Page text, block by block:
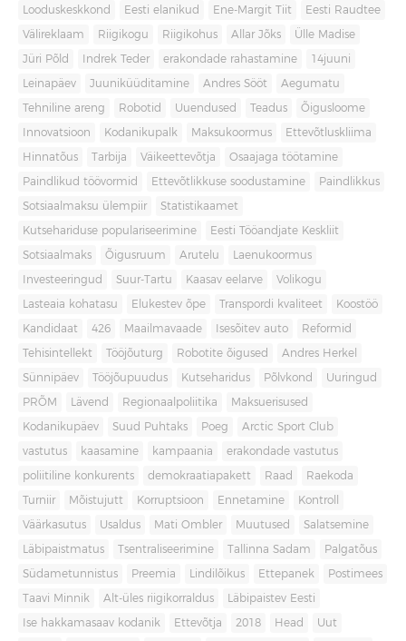
Looduskeskkond Eesti elanikud Ene-Margit Tiit Eesti Raudtee
Välireklaam Riigikogu Riigikohus Allar Jõks Ülle Madise
Jüri Põld Indrek Teder erakondade rahastamine 14juuni
Leinapäev Juuniküüditamine Andres Sööt Aegumatu
Tehniline areng Robotid Uuendused Teadus Õigusloome
Innovatsioon Kodanikupalk Maksukoormus Ettevõtluskliima
Hinnatõus Tarbija Väikeettevõtja Osaajaga töötamine
Paindlikud töövormid Ettevõtlikkuse soodustamine Paindlikkus
Sotsiaalmaksu ülempiir Statistikaamet
Kutsehariduse populariseerimine Eesti Tööandjate Keskliit
Sotsiaalmaks Õigusruum Arutelu Laenukoormus
Investeeringud Suur-Tartu Kaasav eelarve Volikogu
Lasteaia kohatasu Elukestev õpe Transpordi kvaliteet Koostöö
Kandidaat 426 Maailmavaade Isesõitev auto Reformid
Tehisintellekt Tööjõuturg Robotite õigused Andres Herkel
Sünnipäev Tööjõupuudus Kutseharidus Põlvkond Uuringud
PRÕM Lävend Regionaalpoliitika Maksuerisused
Kodanikupäev Suud Puhtaks Poeg Arctic Sport Club
vastutus kaasamine kampaania erakondade vastutus
poliitiline konkurents demokraatiapakett Raad Raekoda
Turniir Mõistujutt Korruptsioon Ennetamine Kontroll
Väärkasutus Usaldus Mati Ombler Muutused Salatsemine
Läbipaistmatus Tsentraliseerimine Tallinna Sadam Palgatõus
Südametunnistus Preemia Lindilõikus Ettepanek Postimees
Taavi Minnik Alt-üles riigikorraldus Läbipaistev Eesti
Ise hakkamasaav kodanik Ettevõtja 2018 Head Uut